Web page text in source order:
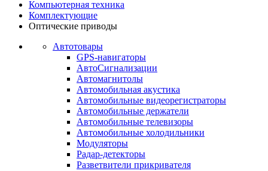
Компьютерная техника
Комплектующие
Оптические приводы
Автотовары
GPS-навигаторы
АвтоСигнализации
Автомагнитолы
Автомобильная акустика
Автомобильные видеорегистраторы
Автомобильные держатели
Автомобильные телевизоры
Автомобильные холодильники
Модуляторы
Радар-детекторы
Разветвители прикривателя